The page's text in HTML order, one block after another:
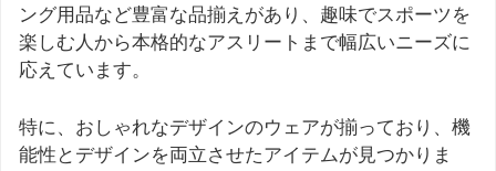
ング用品など豊富な品揃えがあり、趣味でスポーツを
楽しむ人から本格的なアスリートまで幅広いニーズに
応えています。
特に、おしゃれなデザインのウェアが揃っており、機
能性とデザインを両立させたアイテムが見つかりま